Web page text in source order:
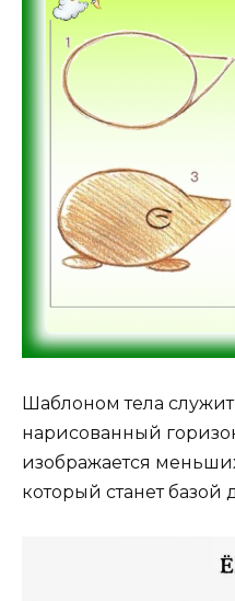
Шаблоном тела
нарисованный
изображается
который станет базой